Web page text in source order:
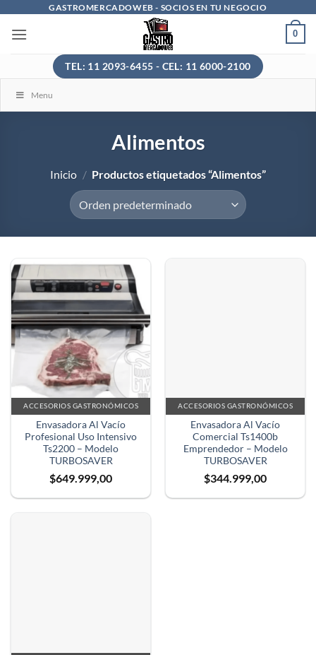
contenido
GASTROMERCADOWEB - SOCIOS EN TU NEGOCIO
0
TEL: 11 2093-6455 - CEL: 11 6000-2100
Menu
Alimentos
Inicio / Productos etiquetados “Alimentos”
ACCESORIOS GASTRONÓMICOS
Envasadora Al Vacío
Profesional Uso Intensivo
Ts2200 – Modelo
TURBOSAVER
$649.999,00
ACCESORIOS GASTRONÓMICOS
Envasadora Al Vacío
Comercial Ts1400b
Emprendedor – Modelo
TURBOSAVER
$344.999,00